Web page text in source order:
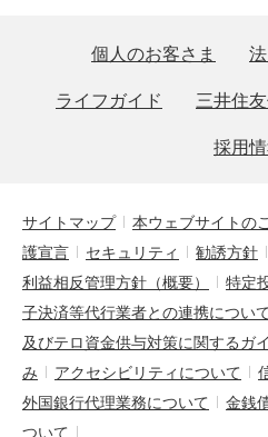
個人のお客さま
ライフガイド
三井住
採用
サイトマップ 本ウェブサイトの
護宣言
セキュリティ 勧誘方針
利益相反管理方針（概要）
特定
子決済等代行業者との連携につい
及びテロ資金供与対策に関するガ
み
アクセシビリティについて
外国銀行代理業務について
金銭
ついて